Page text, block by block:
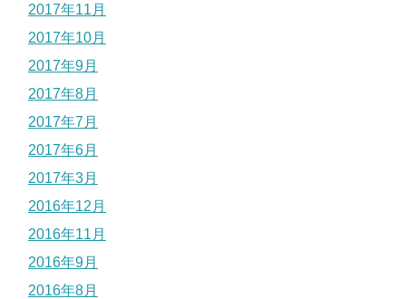
2017年11月
2017年10月
2017年9月
2017年8月
2017年7月
2017年6月
2017年3月
2016年12月
2016年11月
2016年9月
2016年8月